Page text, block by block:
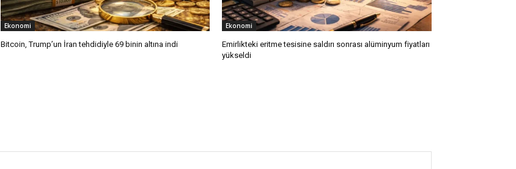
Ekonomi
Bitcoin, Trump’un İran tehdidiyle 69 binin altına indi
Ekonomi
Emirlikteki eritme tesisine saldırı sonrası alüminyum fiyatları
yükseldi